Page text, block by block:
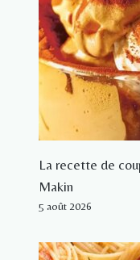
La recette de
Makin
5 août 2026